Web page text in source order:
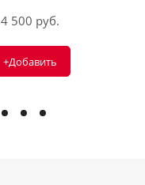
4 500 руб.
+Добавить